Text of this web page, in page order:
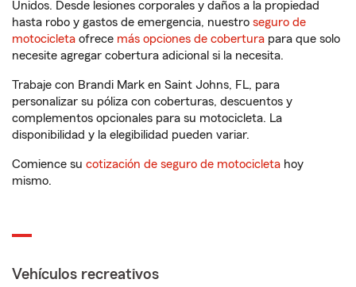
Unidos. Desde lesiones corporales y daños a la propiedad
hasta robo y gastos de emergencia, nuestro seguro de
motocicleta ofrece más opciones de cobertura para que solo
necesite agregar cobertura adicional si la necesita.
Trabaje con Brandi Mark en Saint Johns, FL, para
personalizar su póliza con coberturas, descuentos y
complementos opcionales para su motocicleta. La
disponibilidad y la elegibilidad pueden variar.
Comience su cotización de seguro de motocicleta hoy
mismo.
Vehículos recreativos